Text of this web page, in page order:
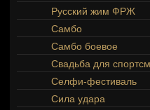
Русский жим ФРЖ
Самбо
Самбо боевое
Свадьба для
Селфи-фестиваль
Сила удара